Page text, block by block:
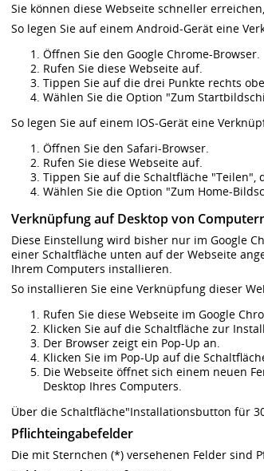
Sie können diese Webseite schneller
So legen Sie auf einem Android-Gerät eine
Öffnen Sie den Google Chrome-Browser.
Rufen Sie diese Webseite auf.
Tippen Sie auf die drei Punkte rechts
Wählen Sie die Option "Zum
So legen Sie auf einem IOS-Gerät eine
Öffnen Sie den Safari-Browser.
Rufen Sie diese Webseite auf.
Tippen Sie auf die Schaltfläche "Teilen",
Wählen Sie die Option "Zum Home-
Verknüpfung auf Desktop von
Diese Einstellung wird bisher nur im Google
einer Schaltfläche unten auf der Webseite
Ihrem Computers installieren.
So installieren Sie eine Verknüpfung dieser
Rufen Sie diese Webseite im Google
Klicken Sie auf die Schaltfläche zur
Der Browser zeigt ein Pop-Up an.
Klicken Sie im Pop-Up auf die
Die Webseite öffnet sich einem neuen
Desktop Ihres Computers.
Über die Schaltfläche"Installationsbutton für
Pflichteingabefelder
Die mit Sternchen (*) versehenen Felder sind